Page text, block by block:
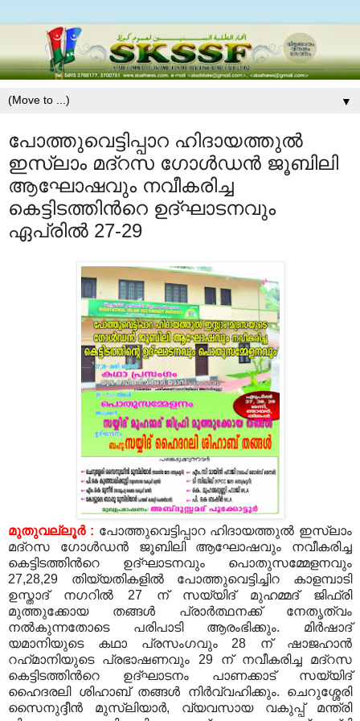
▼
പോത്തുവെട്ടിപ്പാറ ഹിദായത്തുല്‍
ഇസ്‍ലാം മദ്റസ ഗോള്‍ഡന്‍ ജൂബിലി
ആഘോഷവും നവീകരിച്ച
കെട്ടിടത്തിന്‍റെ ഉദ്ഘാടനവും
ഏപ്രില്‍ 27-29
മുതുവല്ലൂര്‍ : പോത്തുവെട്ടിപ്പാറ ഹിദായത്തുല്‍ ഇസ്‍ലാം
മദ്റസ ഗോള്‍ഡന്‍ ജൂബിലി ആഘോഷവും നവീകരിച്ച
കെട്ടിടത്തിന്‍റെ ഉദ്ഘാടനവും പൊതുസമ്മേളനവും
27,28,29 തിയ്യതികളില്‍ പോത്തുവെട്ടിച്ചിറ കാളമ്പാടി
ഉസ്താദ് നഗറില്‍ 27 ന് സയ്യിദ് മുഹമ്മദ് ജിഫ്രി
മുത്തുക്കോയ തങ്ങള്‍ പ്രാര്‍ത്ഥനക്ക് നേതൃത്വം
നല്‍കുന്നതോടെ പരിപാടി ആരംഭിക്കും. മിര്‍ഷാദ്
യമാനിയുടെ കഥാ പ്രസംഗവും 28 ന് ഷാജഹാന്‍
റഹ്‍മാനിയുടെ പ്രഭാഷണവും 29 ന് നവീകരിച്ച മദ്റസ
കെട്ടിടത്തിന്‍റെ ഉദ്ഘാടനം പാണക്കാട് സയ്യിദ്
ഹൈദരലി ശിഹാബ് തങ്ങള്‍ നിര്‍വ്വഹിക്കും. ചെറുശ്ശേരി
സൈനുദ്ദീന്‍ മുസ്‍ലിയാര്‍, വ്യവസായ വകുപ്പ് മന്ത്രി